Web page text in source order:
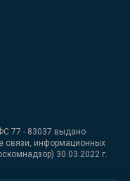
77 - 83037 выдано
связи, информационных
30.03.2022 г.